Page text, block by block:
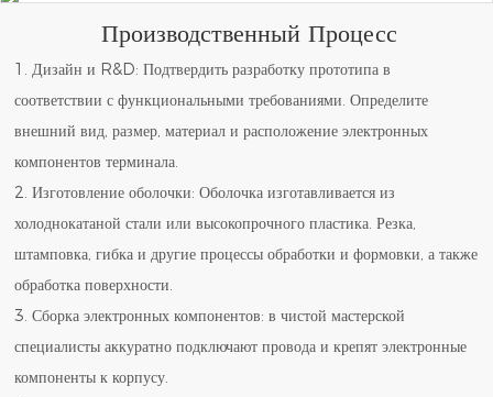
Производственный Процесс
1. Дизайн и R&D: Подтвердить разработку прототипа в
соответствии с функциональными требованиями. Определите
внешний вид, размер, материал и расположение электронных
компонентов терминала.
2. Изготовление оболочки: Оболочка изготавливается из
холоднокатаной стали или высокопрочного пластика. Резка,
штамповка, гибка и другие процессы обработки и формовки, а также
обработка поверхности.
3. Сборка электронных компонентов: в чистой мастерской
специалисты аккуратно подключают провода и крепят электронные
компоненты к корпусу.